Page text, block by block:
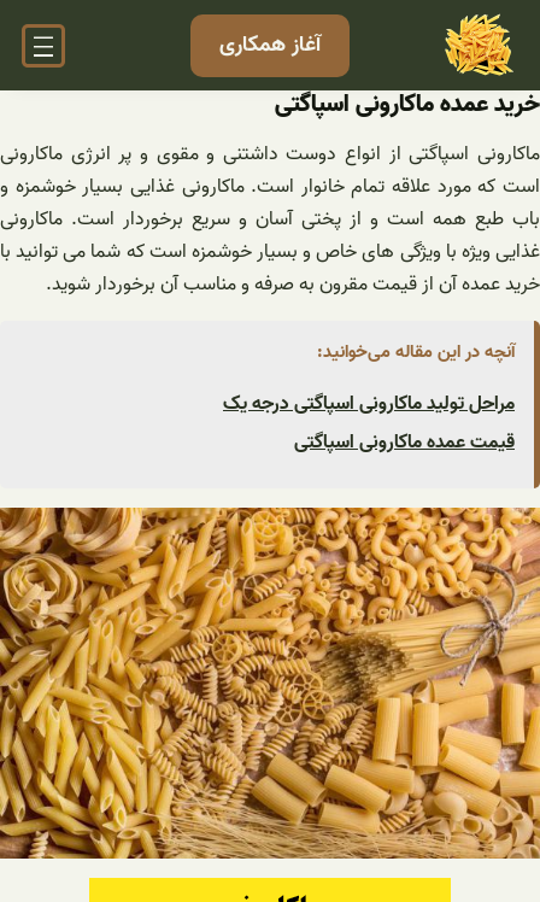
محتوا
آغاز همکاری
خرید عمده ماکارونی اسپاگتی
ماکارونی اسپاگتی از انواع دوست داشتنی و مقوی و پر انرژی ماکارونی
است که مورد علاقه تمام خانوار است. ماکارونی غذایی بسیار خوشمزه و
باب طبع همه است و از پختی آسان و سریع برخوردار است. ماکارونی
غذایی ویژه با ویژگی های خاص و بسیار خوشمزه است که شما می توانید با
خرید عمده آن از قیمت مقرون به صرفه و مناسب آن برخوردار شوید.
آنچه در این مقاله می‌خوانید:
مراحل تولید ماکارونی اسپاگتی درجه یک
قیمت عمده ماکارونی اسپاگتی